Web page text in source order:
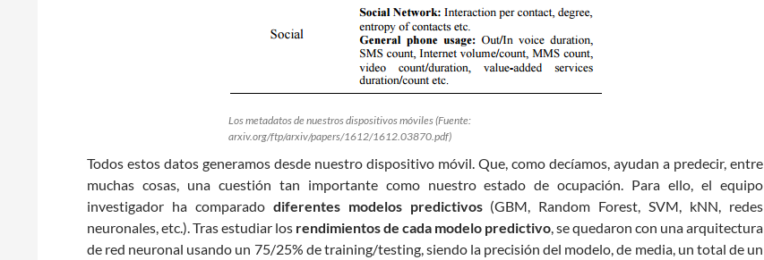
Los metadatos de nuestros dispositivos móviles (Fuente:
arxiv.org/ftp/arxiv/papers/1612/1612.03870.pdf)
Todos estos datos generamos desde nuestro dispositivo móvil. Que, como decíamos, ayudan a predecir, entre
muchas cosas, una cuestión tan importante como nuestro estado de ocupación. Para ello, el equipo
investigador ha comparado diferentes modelos predictivos(GBM, Random Forest, SVM, kNN, redes
neuronales, etc.). Tras estudiar los rendimientos de cada modelo predictivo , se quedaron con una arquitectura
de red neuronal usando un 75/25% de training/testing, siendo la precisión del modelo, de media, un total de un